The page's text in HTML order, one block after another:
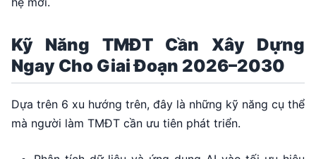
Kỹ Năng TMĐT Cần Xây Dựng
Ngay Cho Giai Đoạn 2026–2030
Dựa trên 6 xu hướng trên, đây là những kỹ năng cụ thể
mà người làm TMĐT cần ưu tiên phát triển.